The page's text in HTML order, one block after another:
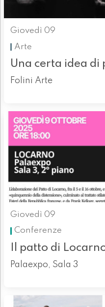
Giovedì 09
Arte
Una certa idea di
Folini Arte
Giovedì 09
Conferenze
Il patto di
Palaexpo, Sala 3